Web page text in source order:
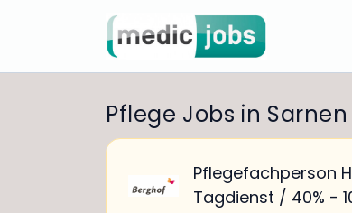
Pflege Jobs in Sarnen
Pflegefachperson
Tagdienst / 40% -